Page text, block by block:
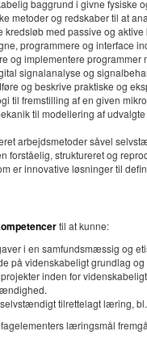
baggrund i givne fysiske
metoder og redskaber til at
med passive og aktive
programmere og interface
og implementere programmer
signalanalyse og
og beskrive praktiske og
fremstilling af en given
til modellering af
arbejdsmetoder såvel
forståelig, struktureret og
er innovative løsninger til
til at kunne:
i en samfundsmæssig og
på videnskabeligt grundlag
inden for
tilrettelagt læring,
læringsmål